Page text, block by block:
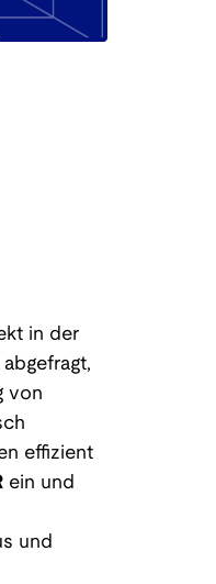
in der
von
effizient
ein und
und